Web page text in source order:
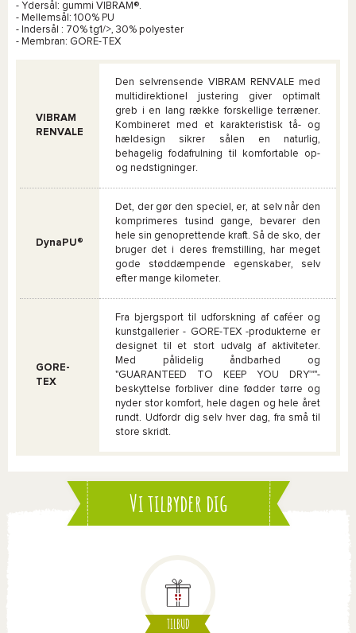
- Ydersål: gummi VIBRAM®.
- Mellemsål: 100% PU
- Indersål : 70% tg1/>, 30% polyester
- Membran: GORE-TEX
VIBRAM
RENVALE
Den selvrensende VIBRAM RENVALE med
multidirektionel justering giver optimalt
greb i en lang række forskellige terræner.
Kombineret med et karakteristisk tå- og
hældesign sikrer sålen en naturlig,
behagelig fodafrulning til komfortable op-
og nedstigninger.
DynaPU®
Det, der gør den speciel, er, at selv når den
komprimeres tusind gange, bevarer den
hele sin genoprettende kraft. Så de sko, der
bruger det i deres fremstilling, har meget
gode støddæmpende egenskaber, selv
efter mange kilometer.
GORE-
TEX
Fra bjergsport til udforskning af caféer og
kunstgallerier - GORE-TEX -produkterne er
designet til et stort udvalg af aktiviteter.
Med pålidelig åndbarhed og
"GUARANTEED TO KEEP YOU DRY™"-
beskyttelse forbliver dine fødder tørre og
nyder stor komfort, hele dagen og hele året
rundt. Udfordr dig selv hver dag, fra små til
store skridt.
Vi tilbyder dig
TILBUD